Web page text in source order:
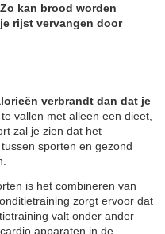
Zo kan brood worden
rijst vervangen door
verbrandt dan dat je
vallen met alleen een dieet,
zal je zien dat het
sporten en gezond
is het combineren van
zorgt ervoor dat
valt onder ander
apparaten in de